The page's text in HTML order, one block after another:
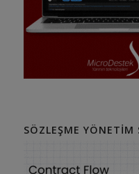
SÖZLEŞME YÖNETIM